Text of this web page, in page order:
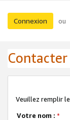
Connexion ou
Veuillez remplir
Votre nom : *